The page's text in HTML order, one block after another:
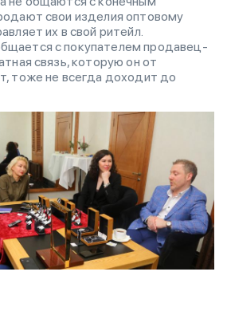
свои изделия оптовому
их в свой ритейл.
с покупателем продавец-
связь, которую он от
тоже не всегда доходит до